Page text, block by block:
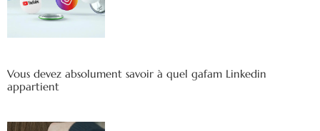
Vous devez absolument savoir à quel gafam Linkedin
appartient